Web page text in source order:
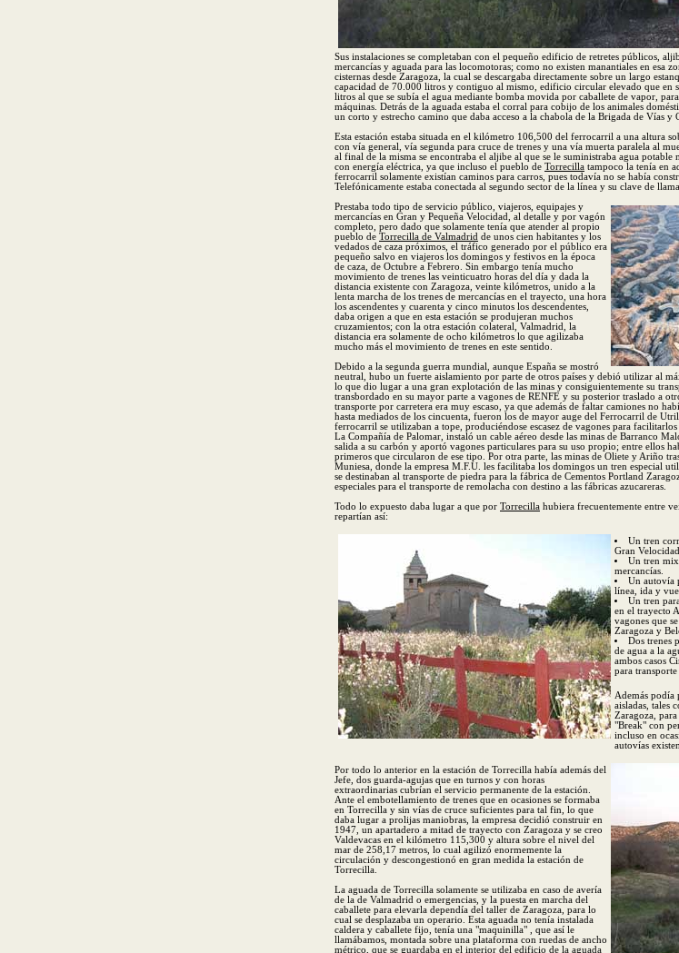
Sus instalaciones se completaban con el pequeño edificio de retretes públicos,
mercancías y aguada para las locomotoras; como no existen manantiales en esa
cisternas desde Zaragoza, la cual se descargaba directamente sobre un largo
capacidad de 70.000 litros y contiguo al mismo, edificio circular elevado que en
litros al que se subía el agua mediante bomba movida por caballete de vapor,
máquinas. Detrás de la aguada estaba el corral para cobijo de los animales
un corto y estrecho camino que daba acceso a la chabola de la Brigada de Vías y
Esta estación estaba situada en el kilómetro 106,500 del ferrocarril a una altura
con vía general, vía segunda para cruce de trenes y una vía muerta paralela al
al final de la misma se encontraba el aljibe al que se le suministraba agua potable
con energía eléctrica, ya que incluso el pueblo de Torrecilla tampoco la tenía en
ferrocarril solamente existían caminos para carros, pues todavía no se había
Telefónicamente estaba conectada al segundo sector de la línea y su clave de
Prestaba todo tipo de servicio público, viajeros, equipajes y
mercancías en Gran y Pequeña Velocidad, al detalle y por vagón
completo, pero dado que solamente tenía que atender al propio
pueblo de Torrecilla de Valmadrid de unos cien habitantes y los
vedados de caza próximos, el tráfico generado por el público era
pequeño salvo en viajeros los domingos y festivos en la época
de caza, de Octubre a Febrero. Sin embargo tenía mucho
movimiento de trenes las veinticuatro horas del día y dada la
distancia existente con Zaragoza, veinte kilómetros, unido a la
lenta marcha de los trenes de mercancías en el trayecto, una hora
los ascendentes y cuarenta y cinco minutos los descendentes,
daba origen a que en esta estación se produjeran muchos
cruzamientos; con la otra estación colateral, Valmadrid, la
distancia era solamente de ocho kilómetros lo que agilizaba
mucho más el movimiento de trenes en este sentido.
Debido a la segunda guerra mundial, aunque España se mostró
neutral, hubo un fuerte aislamiento por parte de otros países y debió utilizar al
lo que dio lugar a una gran explotación de las minas y consiguientemente su
transbordado en su mayor parte a vagones de RENFE y su posterior traslado a
transporte por carretera era muy escaso, ya que además de faltar camiones no
hasta mediados de los cincuenta, fueron los de mayor auge del Ferrocarril de
ferrocarril se utilizaban a tope, produciéndose escasez de vagones para
La Compañía de Palomar, instaló un cable aéreo desde las minas de Barranco
salida a su carbón y aportó vagones particulares para su uso propio; entre ellos
primeros que circularon de ese tipo. Por otra parte, las minas de Oliete y Ariño
Muniesa, donde la empresa M.F.U. les facilitaba los domingos un tren especial
se destinaban al transporte de piedra para la fábrica de Cementos Portland
especiales para el transporte de remolacha con destino a las fábricas azucareras.
Todo lo expuesto daba lugar a que por Torrecilla hubiera frecuentemente entre
repartían así:
Un tren
Gran Velocidad
Un tren
mercancías.
Un autovía
línea, ida y
Un tren
en el trayecto
vagones que
Zaragoza y
Dos trenes
de agua a la
ambos casos
para
Además podía
aisladas, tales
Zaragoza,
"Break" con
incluso en
autovías
Por todo lo anterior en la estación de Torrecilla había además del
Jefe, dos guarda-agujas que en turnos y con horas
extraordinarias cubrían el servicio permanente de la estación.
Ante el embotellamiento de trenes que en ocasiones se formaba
en Torrecilla y sin vías de cruce suficientes para tal fin, lo que
daba lugar a prolijas maniobras, la empresa decidió construir en
1947, un apartadero a mitad de trayecto con Zaragoza y se creo
Valdevacas en el kilómetro 115,300 y altura sobre el nivel del
mar de 258,17 metros, lo cual agilizó enormemente la
circulación y descongestionó en gran medida la estación de
Torrecilla.
La aguada de Torrecilla solamente se utilizaba en caso de avería
de la de Valmadrid o emergencias, y la puesta en marcha del
caballete para elevarla dependía del taller de Zaragoza, para lo
cual se desplazaba un operario. Esta aguada no tenía instalada
caldera y caballete fijo, tenía una "maquinilla" , que así le
llamábamos, montada sobre una plataforma con ruedas de ancho
métrico, que se guardaba en el interior del edificio de la aguada